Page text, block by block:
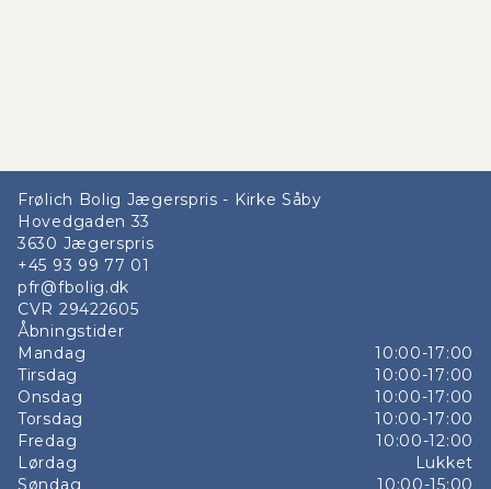
Frølich Bolig Jægerspris - Kirke Såby
Hovedgaden 33
3630 Jægerspris
+45 93 99 77 01
pfr@fbolig.dk
CVR 29422605
Åbningstider
Mandag
10:00-17:00
Tirsdag
10:00-17:00
Onsdag
10:00-17:00
Torsdag
10:00-17:00
Fredag
10:00-12:00
Lørdag
Lukket
Søndag
10:00-15:00